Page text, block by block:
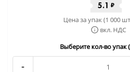
5.1 ₽
Цена за упак (1 000
вкл. НДС
Выберите кол-во упак
-